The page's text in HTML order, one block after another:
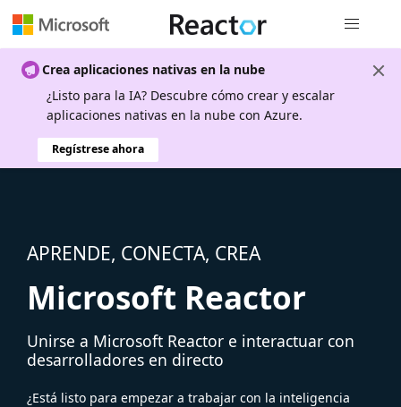
Crea aplicaciones nativas en la nube
¿Listo para la IA? Descubre cómo crear y escalar
aplicaciones nativas en la nube con Azure.
Regístrese ahora
APRENDE, CONECTA, CREA
Microsoft Reactor
Unirse a Microsoft Reactor e interactuar con
desarrolladores en directo
¿Está listo para empezar a trabajar con la inteligencia